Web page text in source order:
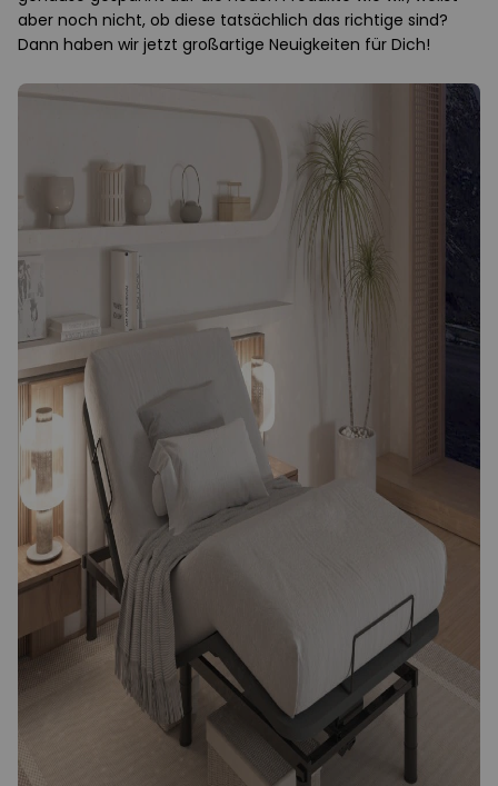
aber noch nicht, ob diese tatsächlich das richtige sind?
Dann haben wir jetzt großartige Neuigkeiten für Dich!